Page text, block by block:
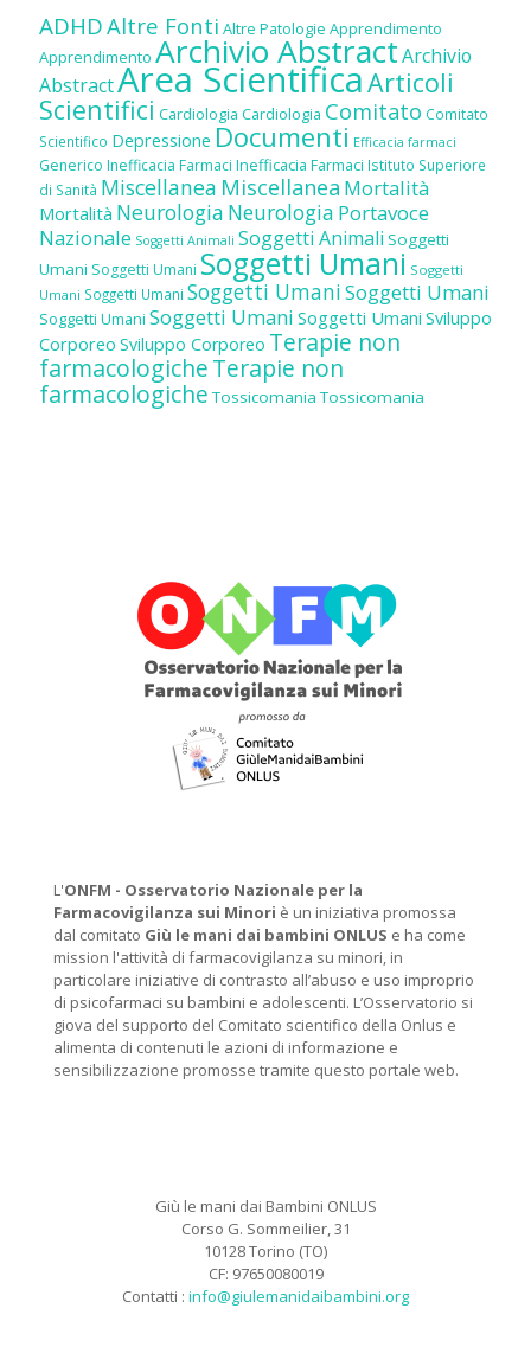
ADHDAltre Fonti Altre Patologie Apprendimento
Apprendimento Archivio AbstractArchivio
AbstractArea ScientificaArticoli
Scientifici Cardiologia Cardiologia Comitato Comitato
Scientifico Depressione Documenti Efficacia farmaci
Generico Inefficacia Farmaci Inefficacia Farmaci Istituto Superiore
di Sanità Miscellanea Miscellanea Mortalità
Mortalità Neurologia Neurologia Portavoce
Nazionale Soggetti Animali Soggetti Animali Soggetti
Umani Soggetti Umani Soggetti Umani Soggetti
Umani Soggetti Umani Soggetti UmaniSoggetti Umani
Soggetti Umani Soggetti Umani Soggetti Umani Sviluppo
Corporeo Sviluppo Corporeo Terapie non
farmacologicheTerapie non
farmacologiche Tossicomania Tossicomania
L'ONFM - Osservatorio Nazionale per la
Farmacovigilanza sui Minori è un iniziativa promossa
dal comitato Giù le mani dai bambini ONLUS e ha come
mission l'attività di farmacovigilanza su minori, in
particolare iniziative di contrasto all’abuso e uso improprio
di psicofarmaci su bambini e adolescenti. L’Osservatorio si
giova del supporto del Comitato scientifico della Onlus e
alimenta di contenuti le azioni di informazione e
sensibilizzazione promosse tramite questo portale web.
Giù le mani dai Bambini ONLUS
Corso G. Sommeilier, 31
10128 Torino (TO)
CF: 97650080019
Contatti : info@giulemanidaibambini.org